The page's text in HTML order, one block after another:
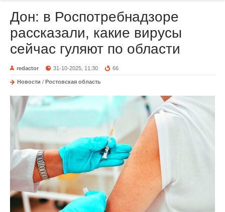
Дон: в Роспотребнадзоре
рассказали, какие вирусы
сейчас гуляют по области
redactor 31-10-2025, 11:30 66
Новости / Ростовская область